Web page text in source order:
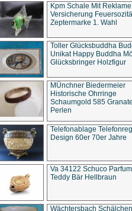
Kpm Schale Mit Reklame
Versicherung
Zeptermarke 1. Wahl
Toller Glücksbuddha
Unikat Happy Buddha
Glücksbringer Holzfigur
MÜnchner Biedermeier
Historische Ohrringe
Schaumgold 585
Perlen
Telefonablage
Design 60er 70er Jahre
Va 34122 Schuco
Teddy Bär Hellbraun
Wächtersbach Schälchen